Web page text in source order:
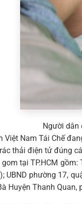
Người dân
Việt Nam Tái Chế
thải điện tử đúng
tại TP.HCM gồm:
UBND phường 17,
Huyện Thanh Quan,